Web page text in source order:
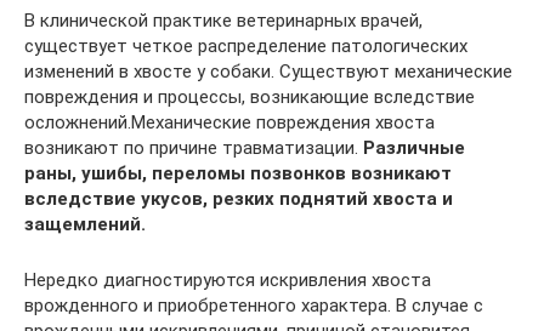
В клинической практике ветеринарных врачей,
существует четкое распределение патологических
изменений в хвосте у собаки. Существуют механические
повреждения и процессы, возникающие вследствие
осложнений.Механические повреждения хвоста
возникают по причине травматизации. Различные
раны, ушибы, переломы позвонков возникают
вследствие укусов, резких поднятий хвоста и
защемлений.
Нередко диагностируются искривления хвоста
врожденного и приобретенного характера. В случае с